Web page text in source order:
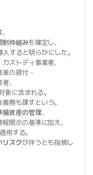
制枠組みを確定し、
入すると明らかにした。
ストディ事業者、
の貸付・
、
象に含まれる。
義務も課すという。
備資産の管理、
開示の基準に加え、
用する。
リスクが伴うとも指摘し